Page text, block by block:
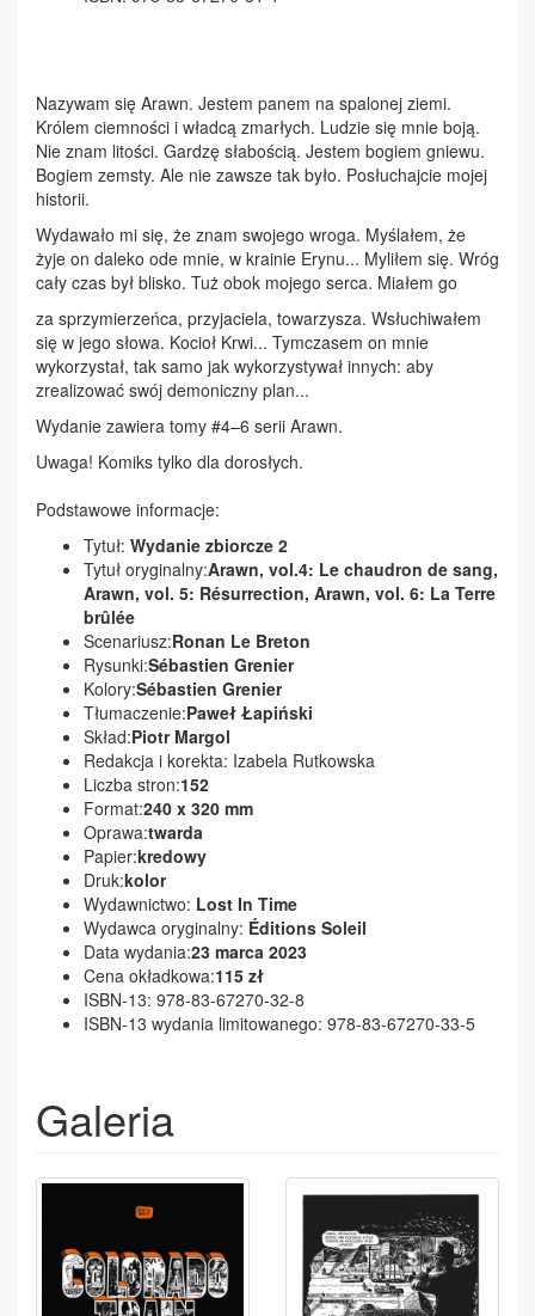
Nazywam się Arawn. Jestem panem na spalonej ziemi.
Królem ciemności i władcą zmarłych. Ludzie się mnie boją.
Nie znam litości. Gardzę słabością. Jestem bogiem gniewu.
Bogiem zemsty. Ale nie zawsze tak było. Posłuchajcie mojej
historii.
Wydawało mi się, że znam swojego wroga. Myślałem, że
żyje on daleko ode mnie, w krainie Erynu... Myliłem się. Wróg
cały czas był blisko. Tuż obok mojego serca. Miałem go
za sprzymierzeńca, przyjaciela, towarzysza. Wsłuchiwałem
się w jego słowa. Kocioł Krwi... Tymczasem on mnie
wykorzystał, tak samo jak wykorzystywał innych: aby
zrealizować swój demoniczny plan...
Wydanie zawiera tomy #4–6 serii Arawn.
Uwaga! Komiks tylko dla dorosłych.
Podstawowe informacje:
Tytuł: Wydanie zbiorcze 2
Tytuł oryginalny:Arawn, vol.4: Le chaudron de sang,
Arawn, vol. 5: Résurrection, Arawn, vol. 6: La Terre
brûlée
Scenariusz:Ronan Le Breton
Rysunki:Sébastien Grenier
Kolory:Sébastien Grenier
Tłumaczenie:Paweł Łapiński
Skład:Piotr Margol
Redakcja i korekta: Izabela Rutkowska
Liczba stron:152
Format:240 x 320 mm
Oprawa:twarda
Papier:kredowy
Druk:kolor
Wydawnictwo: Lost In Time
Wydawca oryginalny: Éditions Soleil
Data wydania:23 marca 2023
Cena okładkowa:115 zł
ISBN-13: 978-83-67270-32-8
ISBN-13 wydania limitowanego: 978-83-67270-33-5
Galeria